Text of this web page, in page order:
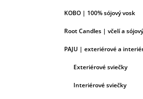
KOBO | 100% sójový vosk
Root Candles | včelí a
PAJU | exteriérové a
Exteriérové sviečky
Interiérové sviečky